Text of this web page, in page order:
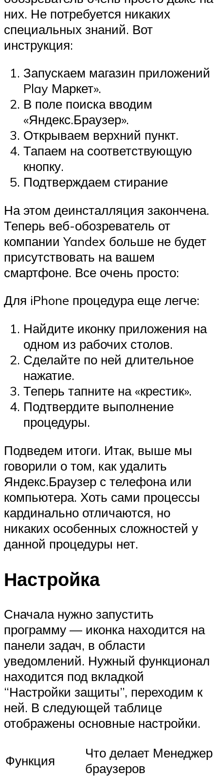
них. Не потребуется никаких
специальных знаний. Вот
инструкция:
Запускаем магазин приложений
Play Маркет».
В поле поиска вводим
«Яндекс.Браузер».
Открываем верхний пункт.
Тапаем на соответствующую
кнопку.
Подтверждаем стирание
На этом деинсталляция закончена.
Теперь веб-обозреватель от
компании Yandex больше не будет
присутствовать на вашем
смартфоне. Все очень просто:
Для iPhone процедура еще легче:
Найдите иконку приложения на
одном из рабочих столов.
Сделайте по ней длительное
нажатие.
Теперь тапните на «крестик».
Подтвердите выполнение
процедуры.
Подведем итоги. Итак, выше мы
говорили о том, как удалить
Яндекс.Браузер с телефона или
компьютера. Хоть сами процессы
кардинально отличаются, но
никаких особенных сложностей у
данной процедуры нет.
Настройка
Сначала нужно запустить
программу — иконка находится на
панели задач, в области
уведомлений. Нужный функционал
находится под вкладкой
“Настройки защиты”, переходим к
ней. В следующей таблице
отображены основные настройки.
Функция
Что делает Менеджер
браузеров